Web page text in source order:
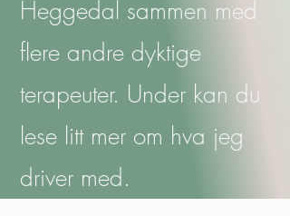
Heggedal sammen med
flere andre dyktige
terapeuter. Under kan du
lese litt mer om hva jeg
driver med.